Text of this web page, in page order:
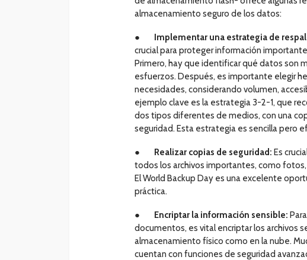
almacenamiento seguro de los datos:
● Implementar una estrategia de
crucial para proteger información
Primero, hay que identificar qué datos son
esfuerzos. Después, es importante elegir
necesidades, considerando volumen,
ejemplo clave es la estrategia 3-2-1, que
dos tipos diferentes de medios, con una
seguridad. Esta estrategia es sencilla pero
● Realizar copias de seguridad: Es
todos los archivos importantes, como
El World Backup Day es una excelente
práctica.
● Encriptar la información sensible:
documentos, es vital encriptar los archivos
almacenamiento físico como en la nube.
cuentan con funciones de seguridad